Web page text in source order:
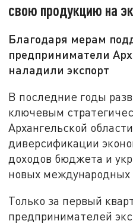
свою продукцию на
Благодаря мерам
предприниматели
наладили экспорт
В последние годы
ключевым
Архангельской
диверсификации
доходов бюджета и
новых международных
Только за первый
предпринимателей